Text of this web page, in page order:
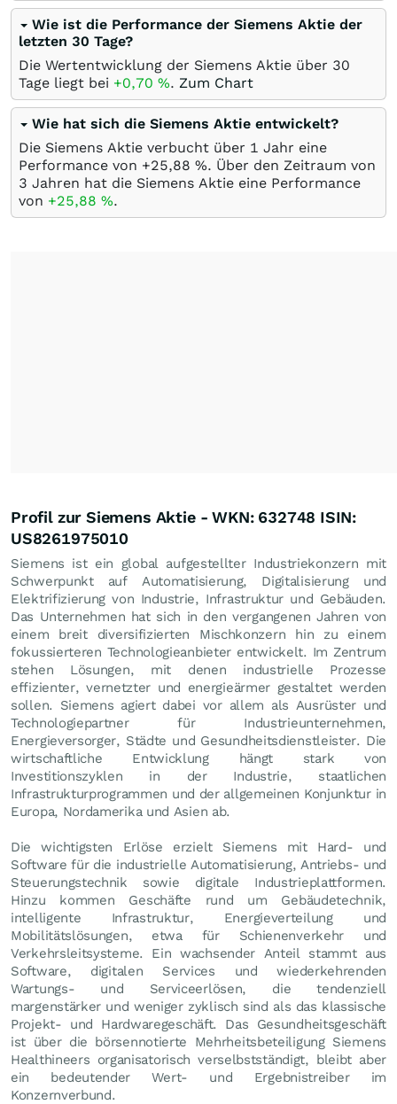
Wie ist die Performance der Siemens Aktie der
letzten 30 Tage?
Die Wertentwicklung der Siemens Aktie über 30
Tage liegt bei +0,70 %. Zum Chart
Wie hat sich die Siemens Aktie entwickelt?
Die Siemens Aktie verbucht über 1 Jahr eine
Performance von +25,88 %. Über den Zeitraum von
3 Jahren hat die Siemens Aktie eine Performance
von +25,88 %.
Profil zur Siemens Aktie - WKN: 632748 ISIN:
US8261975010
Siemens ist ein global aufgestellter Industriekonzern mit
Schwerpunkt auf Automatisierung, Digitalisierung und
Elektrifizierung von Industrie, Infrastruktur und Gebäuden.
Das Unternehmen hat sich in den vergangenen Jahren von
einem breit diversifizierten Mischkonzern hin zu einem
fokussierteren Technologieanbieter entwickelt. Im Zentrum
stehen Lösungen, mit denen industrielle Prozesse
effizienter, vernetzter und energieärmer gestaltet werden
sollen. Siemens agiert dabei vor allem als Ausrüster und
Technologiepartner für Industrieunternehmen,
Energieversorger, Städte und Gesundheitsdienstleister. Die
wirtschaftliche Entwicklung hängt stark von
Investitionszyklen in der Industrie, staatlichen
Infrastrukturprogrammen und der allgemeinen Konjunktur in
Europa, Nordamerika und Asien ab.
Die wichtigsten Erlöse erzielt Siemens mit Hard- und
Software für die industrielle Automatisierung, Antriebs- und
Steuerungstechnik sowie digitale Industrieplattformen.
Hinzu kommen Geschäfte rund um Gebäudetechnik,
intelligente Infrastruktur, Energieverteilung und
Mobilitätslösungen, etwa für Schienenverkehr und
Verkehrsleitsysteme. Ein wachsender Anteil stammt aus
Software, digitalen Services und wiederkehrenden
Wartungs- und Serviceerlösen, die tendenziell
margenstärker und weniger zyklisch sind als das klassische
Projekt- und Hardwaregeschäft. Das Gesundheitsgeschäft
ist über die börsennotierte Mehrheitsbeteiligung Siemens
Healthineers organisatorisch verselbstständigt, bleibt aber
ein bedeutender Wert- und Ergebnistreiber im
Konzernverbund.